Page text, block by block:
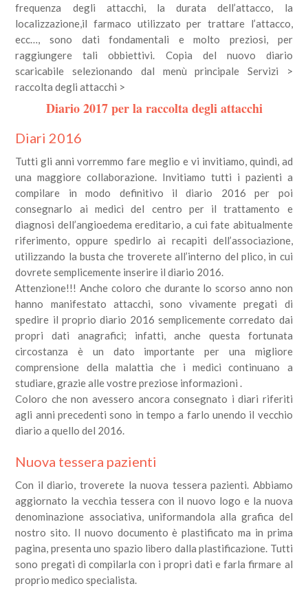
frequenza degli attacchi, la durata dell’attacco, la
localizzazione,il farmaco utilizzato per trattare l’attacco,
ecc…, sono dati fondamentali e molto preziosi, per
raggiungere tali obbiettivi. Copia del nuovo diario
scaricabile selezionando dal menù principale Servizi >
raccolta degli attacchi >
Diario 2017 per la raccolta degli attacchi
Diari 2016
Tutti gli anni vorremmo fare meglio e vi invitiamo, quindi, ad
una maggiore collaborazione. Invitiamo tutti i pazienti a
compilare in modo definitivo il diario 2016 per poi
consegnarlo ai medici del centro per il trattamento e
diagnosi dell’angioedema ereditario, a cui fate abitualmente
riferimento, oppure spedirlo ai recapiti dell’associazione,
utilizzando la busta che troverete all’interno del plico, in cui
dovrete semplicemente inserire il diario 2016.
Attenzione!!! Anche coloro che durante lo scorso anno non
hanno manifestato attacchi, sono vivamente pregati di
spedire il proprio diario 2016 semplicemente corredato dai
propri dati anagrafici; infatti, anche questa fortunata
circostanza è un dato importante per una migliore
comprensione della malattia che i medici continuano a
studiare, grazie alle vostre preziose informazioni .
Coloro che non avessero ancora consegnato i diari riferiti
agli anni precedenti sono in tempo a farlo unendo il vecchio
diario a quello del 2016.
Nuova tessera pazienti
Con il diario, troverete la nuova tessera pazienti. Abbiamo
aggiornato la vecchia tessera con il nuovo logo e la nuova
denominazione associativa, uniformandola alla grafica del
nostro sito. Il nuovo documento è plastificato ma in prima
pagina, presenta uno spazio libero dalla plastificazione. Tutti
sono pregati di compilarla con i propri dati e farla firmare al
proprio medico specialista.